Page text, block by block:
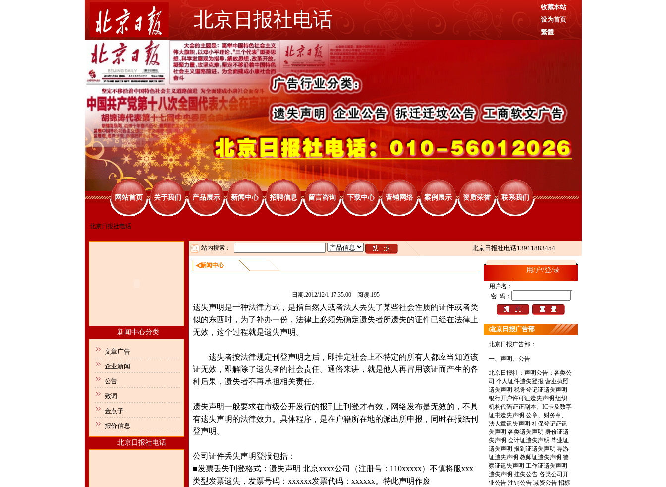
北京日报社电话
收藏本站
设为首页
繁體
网站首页 关于我们 产品展示 新闻中心 招聘信息 留言咨询 下载中心 营销网络 案例展示 资质荣誉 联系我们
北京日报社电话
新闻中心分类
文章广告
企业新闻
公告
致词
金点子
报价信息
北京日报社电话
站内搜索： 北京日报社电话13911883454
新闻中心
日期:2012/12/1 17:35:00 阅读:195
遗失声明是一种法律方式，是指自然人或者法人丢失了某些社会性质的证件或者类
似的东西时，为了补办一份，法律上必须先确定遗失者所遗失的证件已经在法律上
无效，这个过程就是遗失声明。
遗失者按法律规定刊登声明之后，即推定社会上不特定的所有人都应当知道该
证无效，即解除了遗失者的社会责任。通俗来讲，就是他人再冒用该证而产生的各
种后果，遗失者不再承担相关责任。
遗失声明一般要求在市级公开发行的报刊上刊登才有效，网络发布是无效的，不具
有遗失声明的法律效力。具体程序，是在户籍所在地的派出所申报，同时在报纸刊
登声明。
公司证件丢失声明登报包括：
■发票丢失刊登格式：遗失声明 北京xxxx公司（注册号：110xxxxx）不慎将服xxx
类型发票遗失，发票号码：xxxxxx发票代码：xxxxxx。特此声明作废
用/户/登/录
用户名：
密 码：
北京日报广告部
北京日报广告部：
一、声明、公告
北京日报社： 声明公告：各类公
司 个人证件遗失登报 营业执照
遗失声明 税务登记证遗失声明
银行开户许可证遗失声明 组织
机构代码证正副本、IC卡及数字
证书遗失声明 公章、财务章、
法人章遗失声明 社保登记证遗
失声明 各类遗失声明 身份证遗
失声明 会计证遗失声明 毕业证
遗失声明 报到证遗失声明 导游
证遗失声明 教师证遗失声明 警
察证遗失声明 工作证遗失声明
遗失声明 挂失公告 各类公司开
业公告 注销公告 减资公告 招标